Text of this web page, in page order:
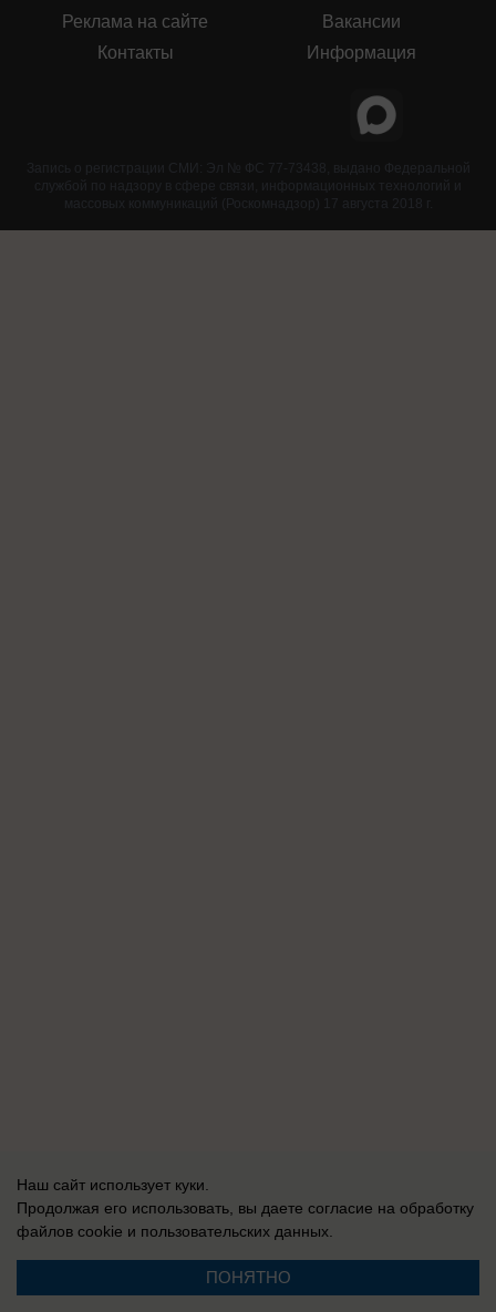
Реклама на сайте
Контакты
Вакансии
Информация
Запись о регистрации СМИ: Эл № ФС 77-73438, выдано Федеральной
службой по надзору в сфере связи, информационных технологий и
массовых коммуникаций (Роскомнадзор) 17 августа 2018 г.
Наш сайт использует куки.
Продолжая его использовать, вы даете согласие на обработку
файлов cookie и пользовательских данных.
ПОНЯТНО